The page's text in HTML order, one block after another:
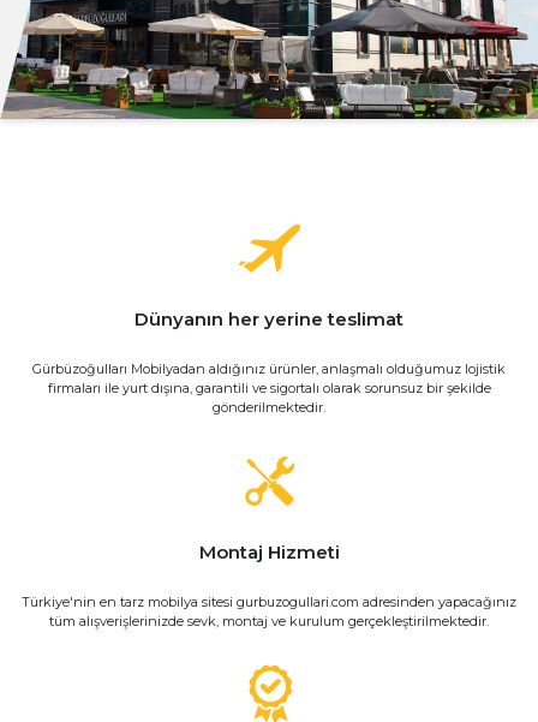
Dünyanın her yerine teslimat
Gürbüzoğulları Mobilyadan aldığınız ürünler, anlaşmalı olduğumuz lojistik
firmaları ile yurt dışına, garantili ve sigortalı olarak sorunsuz bir şekilde
gönderilmektedir.
Montaj Hizmeti
Türkiye'nin en tarz mobilya sitesi gurbuzogullari.com adresinden yapacağınız
tüm alışverişlerinizde sevk, montaj ve kurulum gerçekleştirilmektedir.